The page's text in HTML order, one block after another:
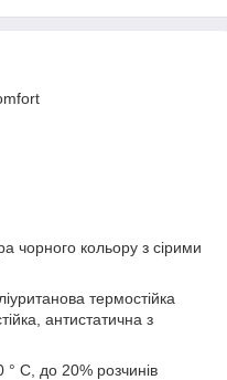
чорного кольору з сірими
термостійка
антистатична з
° С, до 20% розчинів